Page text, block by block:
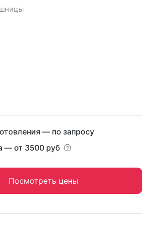
— по запросу
— от 3500 руб
Посмотреть цены